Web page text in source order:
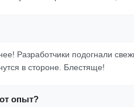
Разработчики подогнали
в стороне. Блестяще!
опыт?